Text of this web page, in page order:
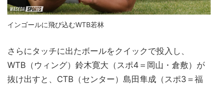
インゴールに飛び込むWTB若林
さらにタッチに出たボールをクイックで投入し、
WTB（ウィング）鈴木寛大（スポ4＝岡山・倉敷）が
抜け出すと、CTB（センター）島田隼成（スポ3＝福